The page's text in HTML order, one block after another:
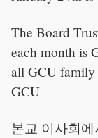
The Board
each month is
all GCU family
GCU
본교 이사회